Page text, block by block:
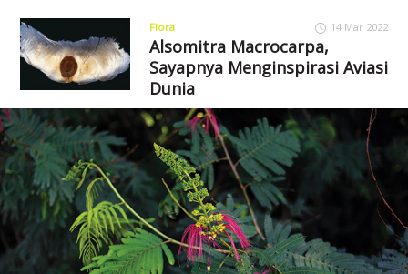
Flora 14 Mar 2022
Alsomitra Macrocarpa,
Sayapnya Menginspirasi Aviasi
Dunia